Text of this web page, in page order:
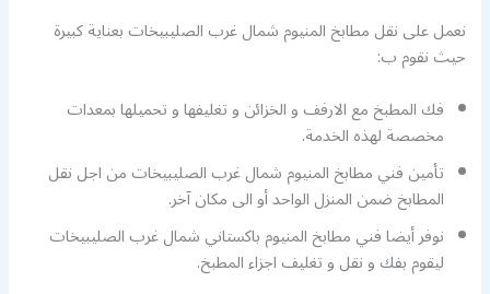
نعمل على نقل مطابخ المنيوم شمال غرب الصليبيخات بعناية كبيرة
حيث نقوم ب:
فك المطبخ مع الارفف و الخزائن و تغليفها و تحميلها بمعدات
مخصصة لهذه الخدمة.
تأمين فني مطابخ المنيوم شمال غرب الصليبيخات من اجل نقل
المطابخ ضمن المنزل الواحد أو الى مكان آخر.
نوفر أيضا فني مطابخ المنيوم باكستاني شمال غرب الصليبيخات
ليقوم بفك و نقل و تغليف اجزاء المطبخ.